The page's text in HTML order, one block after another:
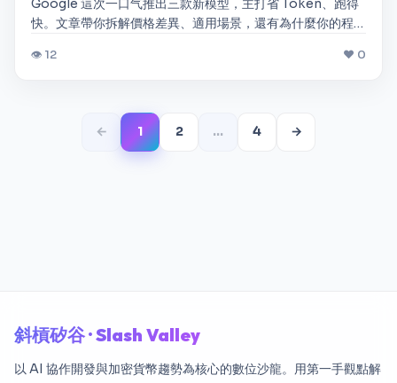
Google 這次一口气推出三款新模型，主打省 Token、跑得
快。文章帶你拆解價格差異、適用場景，還有為什麼你的程
👁 12 ❤ 0
← 1 2 … 4 →
斜槓矽谷 · Slash Valley
以 AI 協作開發與加密貨幣趨勢為核心的數位沙龍。用第一手觀點解